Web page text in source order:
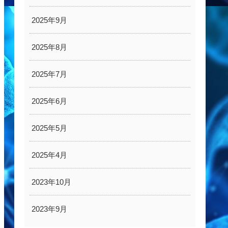
2025年9月
2025年8月
2025年7月
2025年6月
2025年5月
2025年4月
2023年10月
2023年9月